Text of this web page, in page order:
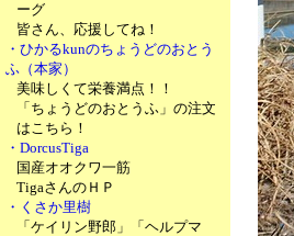
ーグ
皆さん、応援してね！
・ひかるkunのちょうどのおとう
ふ（本家）
美味しくて栄養満点！！
「ちょうどのおとうふ」の注文
はこちら！
・DorcusTiga
国産オオクワ一筋
TigaさんのＨＰ
・くさか里樹
「ケイリン野郎」「ヘルプマ